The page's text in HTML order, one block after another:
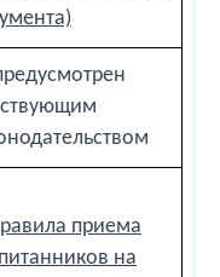
приема
на